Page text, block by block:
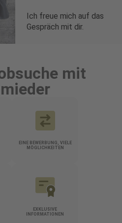
Ich freue mich auf das
Gespräch mit dir.
mit
EINE BEWERBUNG, VIELE
MÖGLICHKEITEN
EXKLUSIVE
INFORMATIONEN